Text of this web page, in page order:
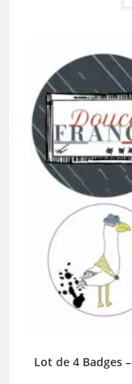
Lot de 4 Badges